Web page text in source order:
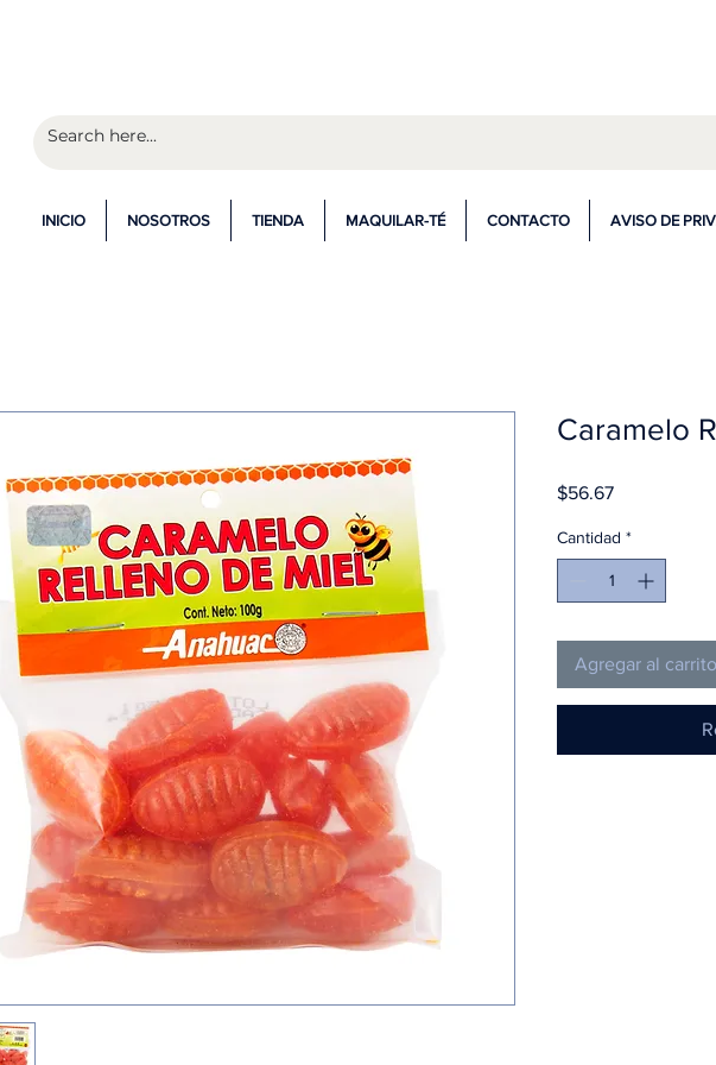
INICIO NOSOTROS TIENDA MAQUILAR-TÉ CONTACTO AVISO DE
Caramelo
$56.67Precio
Cantidad *
Agregar al carrito